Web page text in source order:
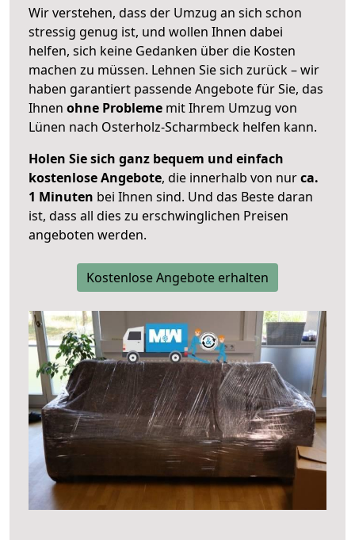
Wir verstehen, dass der Umzug an sich schon
stressig genug ist, und wollen Ihnen dabei
helfen, sich keine Gedanken über die Kosten
machen zu müssen. Lehnen Sie sich zurück – wir
haben garantiert passende Angebote für Sie, das
Ihnen ohne Probleme mit Ihrem Umzug von
Lünen nach Osterholz-Scharmbeck helfen kann.
Holen Sie sich ganz bequem und einfach
kostenlose Angebote, die innerhalb von nurca.
1 Minuten bei Ihnen sind. Und das Beste daran
ist, dass all dies zu erschwinglichen Preisen
angeboten werden.
Kostenlose Angebote erhalten